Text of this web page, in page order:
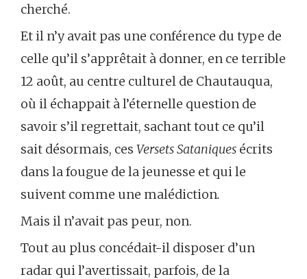
cherché.
Et il n’y avait pas une conférence du type de
celle qu’il s’apprêtait à donner, en ce terrible
12 août, au centre culturel de Chautauqua,
où il échappait à l’éternelle question de
savoir s’il regrettait, sachant tout ce qu’il
sait désormais, ces Versets Sataniques écrits
dans la fougue de la jeunesse et qui le
suivent comme une malédiction.
Mais il n’avait pas peur, non.
Tout au plus concédait-il disposer d’un
radar qui l’avertissait, parfois, de la